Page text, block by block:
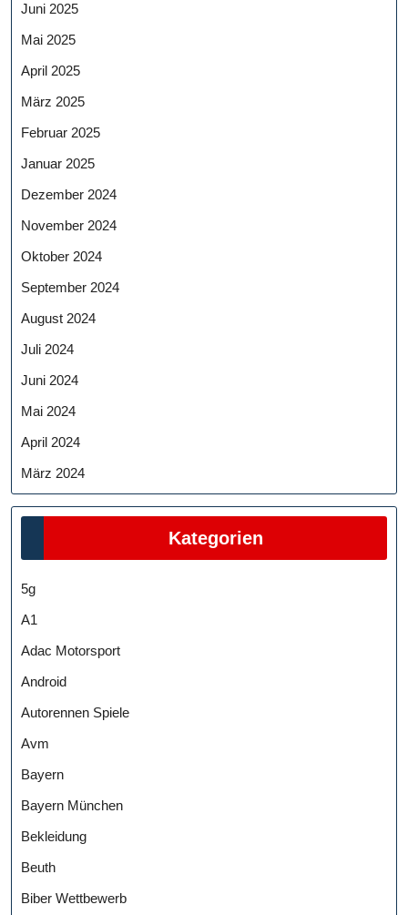
Juni 2025
Mai 2025
April 2025
März 2025
Februar 2025
Januar 2025
Dezember 2024
November 2024
Oktober 2024
September 2024
August 2024
Juli 2024
Juni 2024
Mai 2024
April 2024
März 2024
Kategorien
5g
A1
Adac Motorsport
Android
Autorennen Spiele
Avm
Bayern
Bayern München
Bekleidung
Beuth
Biber Wettbewerb